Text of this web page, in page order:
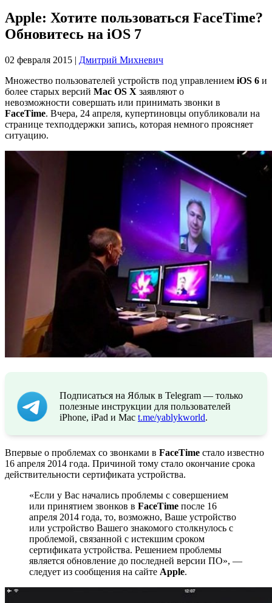
Apple: Хотите пользоваться FaceTime?
Обновитесь на iOS 7
02 февраля 2015 | Дмитрий Михневич
Множество пользователей устройств под управлением iOS 6 и
более старых версий Mac OS X заявляют о
невозможности совершать или принимать звонки в
FaceTime. Вчера, 24 апреля, купертиновцы опубликовали на
странице техподдержки запись, которая немного проясняет
ситуацию.
Подписаться на Яблык в Telegram — только
полезные инструкции для пользователей
iPhone, iPad и Mac t.me/yablykworld.
Впервые о проблемах со звонками в FaceTime стало известно
16 апреля 2014 года. Причиной тому стало окончание срока
действительности сертификата устройства.
«Если у Вас начались проблемы с совершением
или принятием звонков в FaceTime после 16
апреля 2014 года, то, возможно, Ваше устройство
или устройство Вашего знакомого столкнулось с
проблемой, связанной с истекшим сроком
сертификата устройства. Решением проблемы
является обновление до последней версии ПО», —
следует из сообщения на сайте Apple.